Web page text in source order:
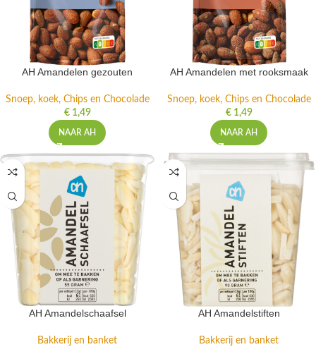
AH Amandelen gezouten
Snoep, koek, Chips en Chocolade
€1,49
NAAR AH
AH Amandelen met rooksmaak
Snoep, koek, Chips en Chocolade
€1,49
NAAR AH
AH Amandelschaafsel
Bakkerij en banket
AH Amandelstiften
Bakkerij en banket